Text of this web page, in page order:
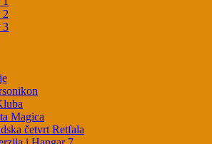
2
3
Magica
četvrt Retfala